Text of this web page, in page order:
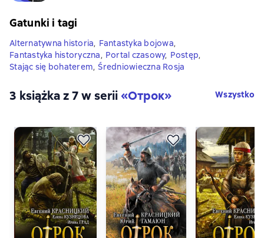
Gatunki i tagi
Alternatywna historia, Fantastyka bojowa,
Fantastyka historyczna, Portal czasowy, Postęp,
Stając się bohaterem, Średniowieczna Rosja
3 książka z 7 w serii«Отрок» Wszystko